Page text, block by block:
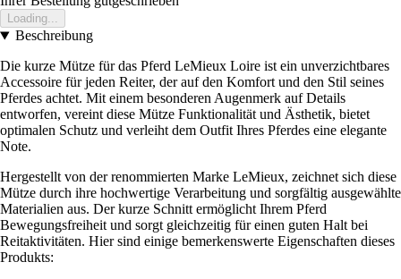
Loading...
Beschreibung
Die kurze Mütze für das Pferd LeMieux Loire ist ein unverzichtbares
Accessoire für jeden Reiter, der auf den Komfort und den Stil seines
Pferdes achtet. Mit einem besonderen Augenmerk auf Details
entworfen, vereint diese Mütze Funktionalität und Ästhetik, bietet
optimalen Schutz und verleiht dem Outfit Ihres Pferdes eine elegante
Note.
Hergestellt von der renommierten Marke LeMieux, zeichnet sich diese
Mütze durch ihre hochwertige Verarbeitung und sorgfältig ausgewählte
Materialien aus. Der kurze Schnitt ermöglicht Ihrem Pferd
Bewegungsfreiheit und sorgt gleichzeitig für einen guten Halt bei
Reitaktivitäten. Hier sind einige bemerkenswerte Eigenschaften dieses
Produkts: